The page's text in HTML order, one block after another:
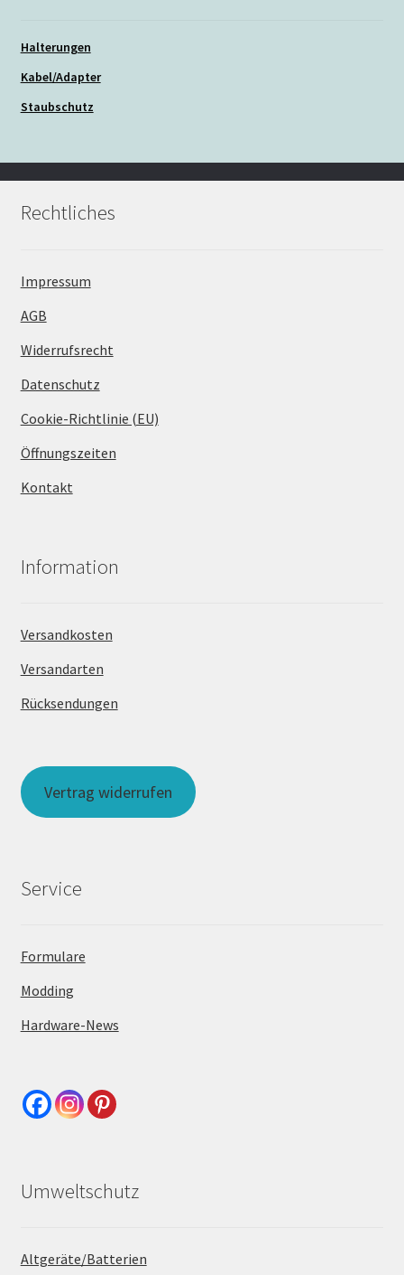
Halterungen
Kabel/Adapter
Staubschutz
Rechtliches
Impressum
AGB
Widerrufsrecht
Datenschutz
Cookie-Richtlinie (EU)
Öffnungszeiten
Kontakt
Information
Versandkosten
Versandarten
Rücksendungen
Vertrag widerrufen
Service
Formulare
Modding
Hardware-News
Umweltschutz
Altgeräte/Batterien